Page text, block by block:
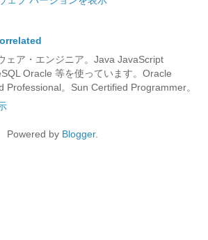
ェア・エンジニア。Java JavaScript
Oracle 等を使っています。Oracle
Professional。Sun Certified Programmer。
Powered by Blogger.